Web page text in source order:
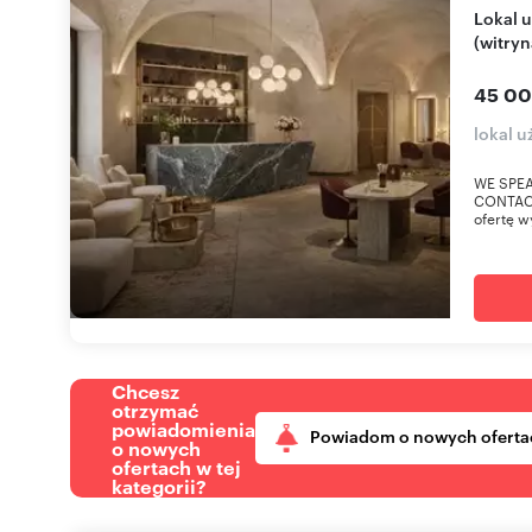
Lokal użytkowy 300 m² w centrum Krakowa
45
lokal
WE
ofertę
Chcesz
otrzymać
powiadomienia
o nowych
ofertach w tej
kategorii?
Powiadom o nowych